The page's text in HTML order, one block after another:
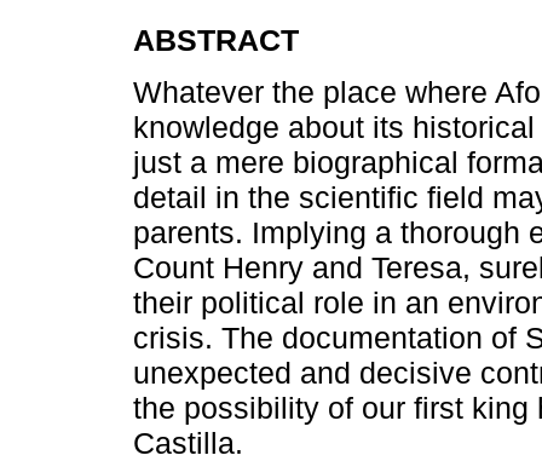
ABSTRACT
Whatever the place where
knowledge about its
just a mere biographical
detail in the scientific field
parents. Implying a thorough
Count Henry and Teresa,
their political role in an
crisis. The documentation of
unexpected and decisive
the possibility of our first king
Castilla.